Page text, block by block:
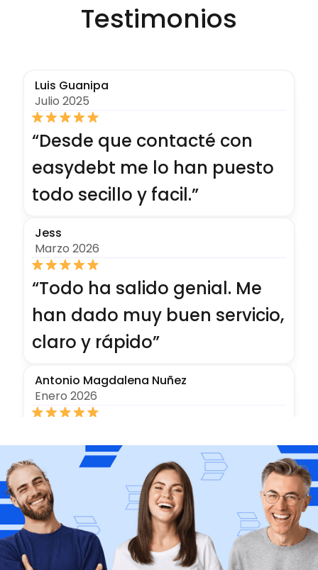
Testimonios
Luis Guanipa
Julio 2025
“Desde que contacté con
easydebt me lo han puesto
todo secillo y facil.”
Jess
Marzo 2026
“Todo ha salido genial. Me
han dado muy buen servicio,
claro y rápido”
Antonio Magdalena Nuñez
Enero 2026
rápido, recomiendo sus
servicios”
Guillermo Lopez
Julio 2025